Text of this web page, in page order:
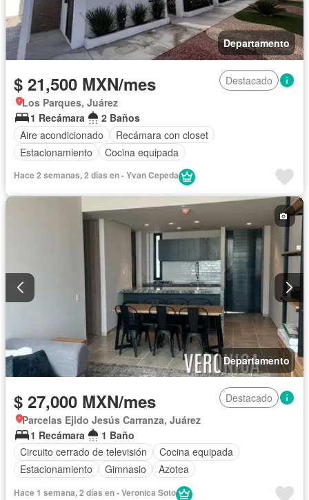
Departamento
$ 21,500 MXN/mes
Destacado
Los Parques, Juárez
1 Recámara
2 Baños
Aire acondicionado
Recámara con closet
Estacionamiento
Cocina equipada
Hace 2 semanas, 2 días en - Yvan Cepeda
Departamento
$ 27,000 MXN/mes
Destacado
Parcelas Ejido Jesús Carranza, Juárez
1 Recámara
1 Baño
Circuito cerrado de televisión
Cocina equipada
Estacionamiento
Gimnasio Azotea
Hace 1 semana, 2 días en - Veronica Soto